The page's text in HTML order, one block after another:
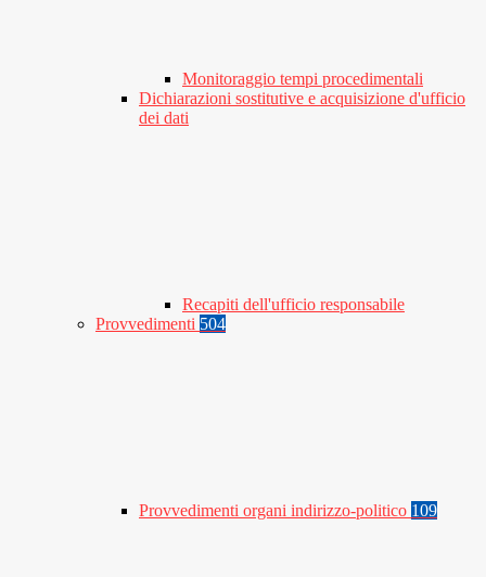
Monitoraggio tempi procedimentali
Dichiarazioni sostitutive e acquisizione d'ufficio
dei dati
Recapiti dell'ufficio responsabile
Provvedimenti 504
Provvedimenti organi indirizzo-politico 109